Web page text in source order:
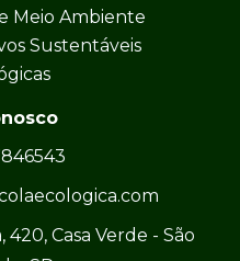
Meio Ambiente
Sustentáveis
Casa Verde - São